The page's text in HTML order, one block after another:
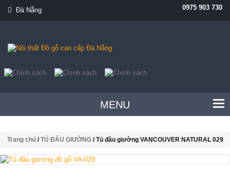
Đà Nẵng
0975 903 730
MENU
Trang chủ /TỦ ĐẦU GIƯỜNG / Tủ đầu giường VANCOUVER NATURAL 029